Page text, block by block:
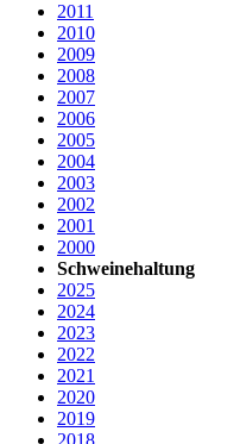
2011
2010
2009
2008
2007
2006
2005
2004
2003
2002
2001
2000
Schweinehaltung
2025
2024
2023
2022
2021
2020
2019
2018